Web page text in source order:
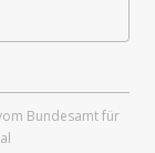
Bundesamt für